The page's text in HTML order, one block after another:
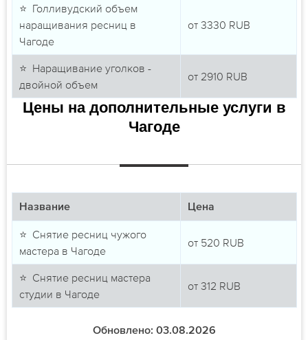
⭐ Голливудский объем
наращивания ресниц в
Чагоде
от 3330 RUB
⭐ Наращивание уголков -
двойной объем
от 2910 RUB
Цены на дополнительные услуги в
Чагоде
Название Цена
⭐ Снятие ресниц чужого
мастера в Чагоде
от 520 RUB
⭐ Снятие ресниц мастера
студии в Чагоде
от 312 RUB
Обновлено: 03.08.2026